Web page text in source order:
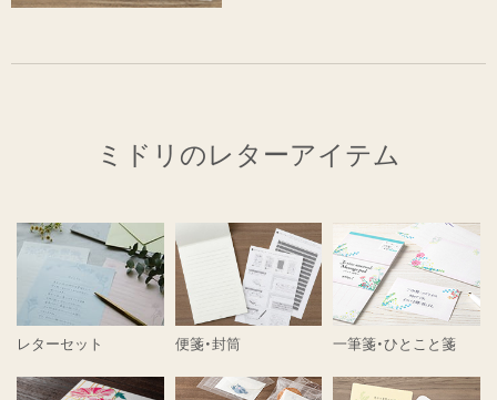
ミドリのレターアイテム
レターセット 便箋・封筒 一筆箋・ひとこと箋